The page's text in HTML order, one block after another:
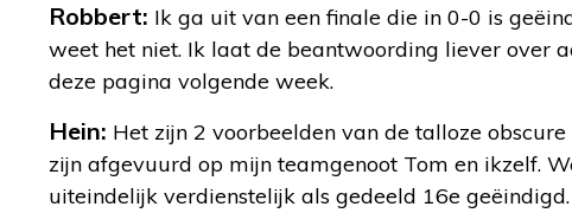
Robbert: Ik ga uit van een finale die in 0-0 is
weet het niet. Ik laat de beantwoording liever over
deze pagina volgende week.
Hein: Het zijn 2 voorbeelden van de talloze
zijn afgevuurd op mijn teamgenoot Tom en ikzelf.
uiteindelijk verdienstelijk als gedeeld 16e